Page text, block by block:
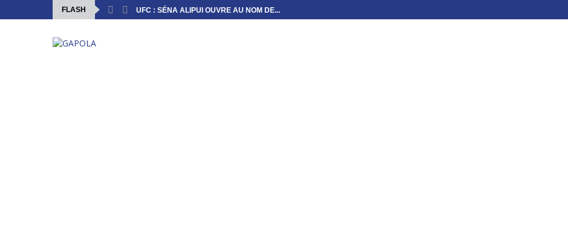
FLASH UFC : SÉNA ALIPUI OUVRE AU NOM DE...